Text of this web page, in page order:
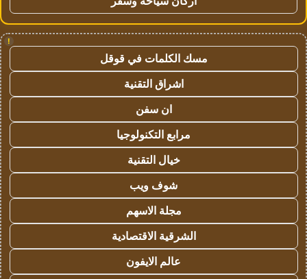
!
مسك الكلمات في قوقل
اشراق التقنية
ان سفن
مرابع التكنولوجيا
خيال التقنية
شوف ويب
مجلة الاسهم
الشرقية الاقتصادية
عالم الايفون